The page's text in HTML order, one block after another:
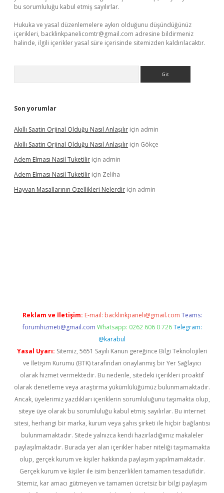
bu sorumluluğu kabul etmiş sayılırlar.
Hukuka ve yasal düzenlemelere aykırı olduğunu düşündüğünüz
içerikleri, backlinkpanelicomtr@gmail.com adresine bildirmeniz
halinde, ilgili içerikler yasal süre içerisinde sitemizden kaldırılacaktır.
Son yorumlar
Akıllı Saatin Orjinal Olduğu Nasıl Anlaşılır için admin
Akıllı Saatin Orjinal Olduğu Nasıl Anlaşılır için Gökçe
Adem Elması Nasil Tuketilir için admin
Adem Elması Nasil Tuketilir için Zeliha
Hayvan Masallarının Özellikleri Nelerdir için admin
Reklam ve İletişim: E-mail: backlinkpaneli@gmail.com Teams:
forumhizmeti@gmail.com Whatsapp: 0262 606 0 726 Telegram:
@karabul
Yasal Uyarı: Sitemiz, 5651 Sayılı Kanun gereğince Bilgi Teknolojileri
ve İletişim Kurumu (BTK) tarafından onaylanmış bir Yer Sağlayıcı
olarak hizmet vermektedir. Bu nedenle, sitedeki içerikleri proaktif
olarak denetleme veya araştırma yükümlülüğümüz bulunmamaktadır.
Ancak, üyelerimiz yazdıkları içeriklerin sorumluluğunu taşımakta olup,
siteye üye olarak bu sorumluluğu kabul etmiş sayılırlar. Bu internet
sitesi, herhangi bir marka, kurum veya şahıs şirketi ile hiçbir bağlantısı
bulunmamaktadır. Sitede yalnızca kendi hazırladığımız makaleler
paylaşılmaktadır. Burada yer alan içerikler haber niteliği taşımamakta
olup, gerçek kurum ve kişiler hakkında paylaşım yapılmamaktadır.
Gerçek kurum ve kişiler ile isim benzerlikleri tamamen tesadüfidir.
Sitemiz, kar amacı gütmeyen ve tamamen ücretsiz bir bilgi paylaşım